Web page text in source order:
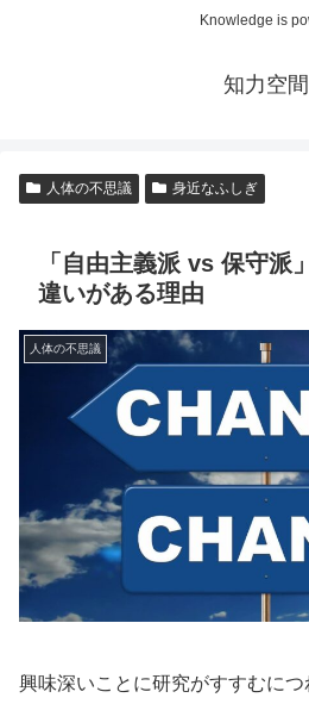
Knowledge is
知力空間
人体の不思議 身近なふしぎ
「自由主義派 vs 保守派
違いがある理由
人体の不思議
興味深いことに研究がすすむに